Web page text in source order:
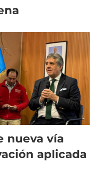
nueva vía
aplicada